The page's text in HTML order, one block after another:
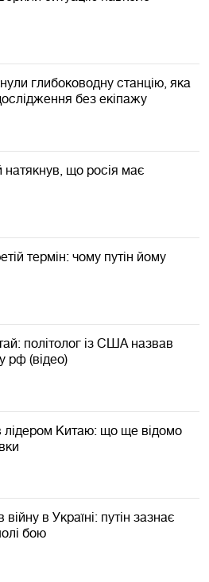
глибоководну станцію, яка
без екіпажу
що росія має
термін: чому путін йому
політолог із США назвав
рф (відео)
лідером Китаю: що ще відомо
в Україні: путін зазнає
бою